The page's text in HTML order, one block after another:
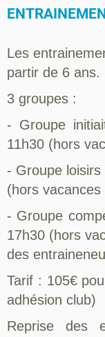
Les
partir de 6 ans.
3 groupes :
- Groupe
11h30 (hors
- Groupe
(hors
- Groupe
17h30 (hors
des
Tarif : 105€
adhésion club)
Reprise des